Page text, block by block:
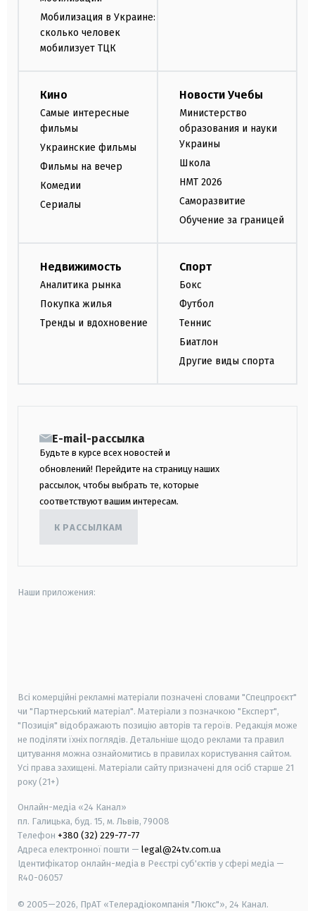
Мобилизация в Украине:
сколько человек
мобилизует ТЦК
Кино
Самые интересные
фильмы
Украинские фильмы
Фильмы на вечер
Комедии
Сериалы
Новости Учебы
Министерство
образования и науки
Украины
Школа
НМТ 2026
Саморазвитие
Обучение за границей
Недвижимость
Аналитика рынка
Покупка жилья
Тренды и вдохновение
Спорт
Бокс
Футбол
Теннис
Биатлон
Другие виды спорта
E-mail-рассылка
Будьте в курсе всех новостей и
обновлений! Перейдите на страницу наших
рассылок, чтобы выбрать те, которые
соответствуют вашим интересам.
К РАССЫЛКАМ
Наши приложения:
Всі комерційні рекламні матеріали позначені словами "Спецпроєкт"
чи "Партнерський матеріал". Матеріали з позначкою "Експерт",
"Позиція" відображають позицію авторів та героїв. Редакція може
не поділяти їхніх поглядів. Детальніше щодо реклами та правил
цитування можна ознайомитись в правилах користування сайтом.
Усі права захищені. Матеріали сайту призначені для осіб старше 21
року (21+)
Онлайн-медіа «24 Канал»
пл. Галицька, буд. 15, м. Львів, 79008
Телефон +380 (32) 229-77-77
Адреса електронної пошти — legal@24tv.com.ua
Ідентифікатор онлайн-медіа в Реєстрі суб'єктів у сфері медіа —
R40-06057
© 2005—2026, ПрАТ «Телерадіокомпанія "Люкс"», 24 Канал.